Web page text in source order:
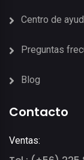
Centro de
Preguntas
Blog
Contacto
Ventas: